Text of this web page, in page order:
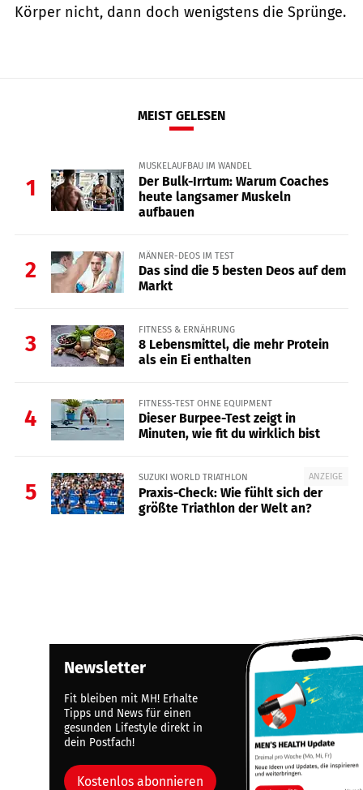
Körper nicht, dann doch wenigstens die Sprünge.
MEIST GELESEN
1
MUSKELAUFBAU IM WANDEL
Der Bulk-Irrtum: Warum Coaches
heute langsamer Muskeln
aufbauen
2
MÄNNER-DEOS IM TEST
Das sind die 5 besten Deos auf dem
Markt
3
FITNESS & ERNÄHRUNG
8 Lebensmittel, die mehr Protein
als ein Ei enthalten
4
FITNESS-TEST OHNE EQUIPMENT
Dieser Burpee-Test zeigt in
Minuten, wie fit du wirklich bist
5
ANZEIGE
SUZUKI WORLD TRIATHLON
Praxis-Check: Wie fühlt sich der
größte Triathlon der Welt an?
Newsletter
Fit bleiben mit MH! Erhalte
Tipps und News für einen
gesunden Lifestyle direkt in
dein Postfach!
Kostenlos abonnieren